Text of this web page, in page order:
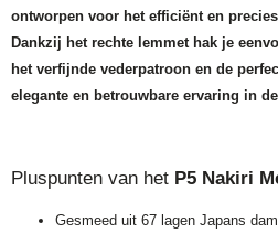
ontworpen voor het efficiënt en
Dankzij het rechte lemmet hak je
het verfijnde vederpatroon en de
elegante en betrouwbare ervaring in
Pluspunten van het P5 Nakiri
Gesmeed uit 67 lagen Japans